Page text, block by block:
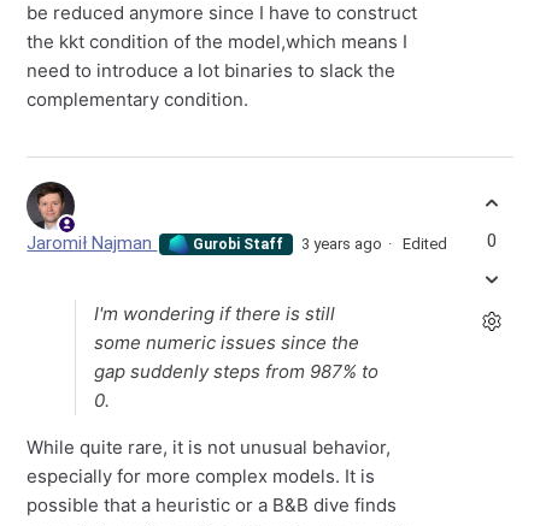
be reduced anymore since I have to construct
the kkt condition of the model,which means I
need to introduce a lot binaries to slack the
complementary condition.
Jaromił Najman Gurobi Staff 3 years ago Edited
I'm wondering if there is still
some numeric issues since the
gap suddenly steps from 987% to
0.
While quite rare, it is not unusual behavior,
especially for more complex models. It is
possible that a heuristic or a B&B dive finds
0